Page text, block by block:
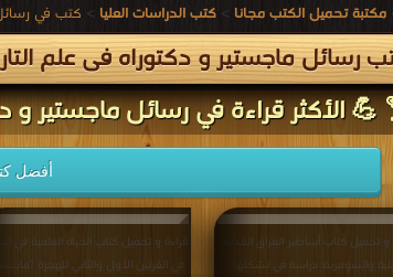
مكتبة تحميل الكتب مجانا > كتب الدراسات العليا > كتب في
رسائل ماجستير و دكتوراه فى علم
الأكثر قراءة في رسائل ماجستير و
أفضل
قراءة و تحميل كتاب الحياة العلمية في
في القرنين الأول والثاني للهجرة
و تحميل كتاب أساطير العراق القديم
والسومرية: دراسة في تشكلها